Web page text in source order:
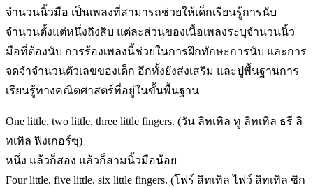
จำนวนนิ้วมือ เป็นเพลงที่สามารถช่วยให้เด็กเรียนรู้การนับ
จำนวนตั้งแต่หนึ่งถึงสิบ แต่ละส่วนของเนื้อเพลงระบุจำนวนนิ้ว
มือที่ต้องนับ การร้องเพลงนี้ช่วยในการฝึกทักษะการนับ และการ
จดจำจำนวนตัวเลขของเด็ก อีกทั้งยังส่งเสริม และปูพื้นฐานการ
เรียนรู้ทางคณิตศาสตร์ที่อยู่ในขั้นพื้นฐาน
One little, two little, three little fingers. (วัน ลิทเทิล ทู ลิทเทิล ธรี ลิ
ทเทิล ฟิงเกอร์ซฺ)
หนึ่ง แล้วก็สอง แล้วก็สามนิ้วมือน้อย
Four little, five little, six little fingers. (โฟร์ ลิทเทิล ไฟว์ ลิทเทิล ซิก